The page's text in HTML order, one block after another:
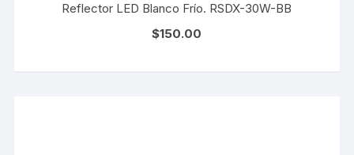
Reflector LED Blanco Frío. RSDX-30W-BB
$150.00